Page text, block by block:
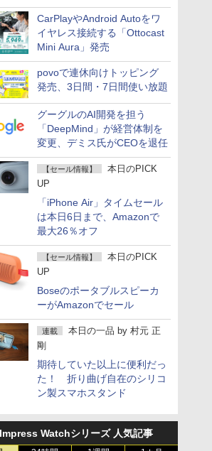
CarPlayやAndroid Autoをワ
イヤレス接続する「Ottocast
Mini Aura」発売
povoで連休向けトッピング
発売、3日間・7日間使い放題
グーグルのAI開発を担う
「DeepMind」が経営体制を
変更、デミス氏がCEOを退任
【セール情報】
本日のPICK
UP
「iPhone Air」タイムセール
は本日6日まで、Amazonで
最大26％オフ
【セール情報】
本日のPICK
UP
Boseのポータブルスピーカ
ーがAmazonでセール
連載 本日の一品 by 村元 正
剛
期待していた以上に便利だっ
た！ 折り曲げ自在のシリコ
ン製スマホスタンド
Impress Watchシリーズ 人気記事